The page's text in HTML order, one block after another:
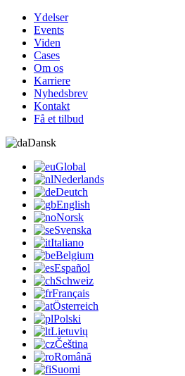
Ydelser
Events
Viden
Cases
Om os
Karriere
Nyhedsbrev
Kontakt
Få et tilbud
Dansk
Global
Nederlands
Deutch
English
Norsk
Svenska
Italiano
Belgium
Español
Schweiz
Français
Österreich
Polski
Lietuvių
Čeština
Română
Suomi